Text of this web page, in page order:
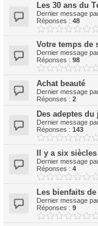
Les 30 ans du
Dernier message
Réponses : 48
Votre temps de
Dernier message
Réponses : 98
Achat beauté
Dernier message
Réponses : 2
Des adeptes du
Dernier message
Réponses : 143
Il y a six
Dernier message
Réponses : 4
Les bienfaits
Dernier message
Réponses : 9